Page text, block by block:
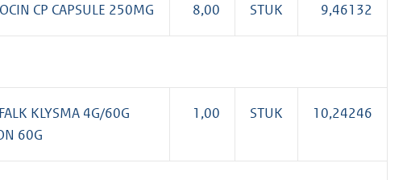
CP CAPSULE 250MG 8,00 STUK 9,46132
KLYSMA 4G/60G
60G
1,00 STUK 10,24246